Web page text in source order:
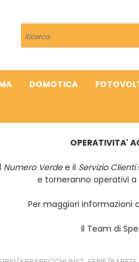
Cerca
DOMOTICA
OPERATIVITA'
Numero Verdee il Servizio Clienti
e torneranno operativi a
Per maggiori informazioni
Il Team di